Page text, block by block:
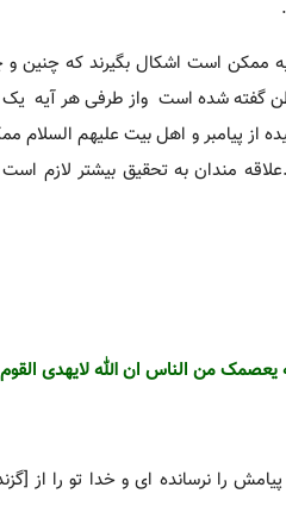
است اشکال بگیرند که چنین و
گفته شده است واز طرفی هر آیه
پیامبر و اهل بیت علیهم السلام
مندان به تحقیق بیشتر لازم
من الناس ان الله لایهدی القوم
را نرسانده ای و خدا تو را از